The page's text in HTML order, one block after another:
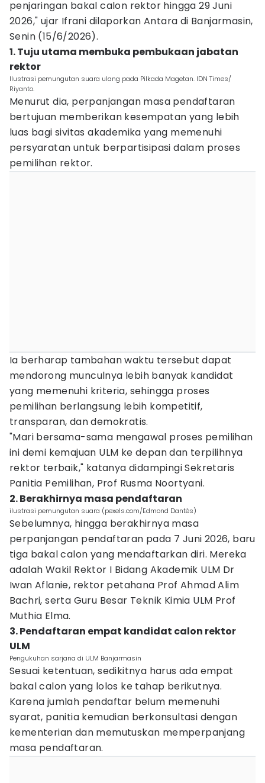
penjaringan bakal calon rektor hingga 29 Juni
2026," ujar Ifrani dilaporkan Antara di Banjarmasin,
Senin (15/6/2026).
1. Tuju utama membuka pembukaan jabatan
rektor
Ilustrasi pemungutan suara ulang pada Pilkada Magetan. IDN Times/
Riyanto.
Menurut dia, perpanjangan masa pendaftaran
bertujuan memberikan kesempatan yang lebih
luas bagi sivitas akademika yang memenuhi
persyaratan untuk berpartisipasi dalam proses
pemilihan rektor.
Ia berharap tambahan waktu tersebut dapat
mendorong munculnya lebih banyak kandidat
yang memenuhi kriteria, sehingga proses
pemilihan berlangsung lebih kompetitif,
transparan, dan demokratis.
"Mari bersama-sama mengawal proses pemilihan
ini demi kemajuan ULM ke depan dan terpilihnya
rektor terbaik," katanya didampingi Sekretaris
Panitia Pemilihan, Prof Rusma Noortyani.
2. Berakhirnya masa pendaftaran
ilustrasi pemungutan suara (pexels.com/Edmond Dantès)
Sebelumnya, hingga berakhirnya masa
perpanjangan pendaftaran pada 7 Juni 2026, baru
tiga bakal calon yang mendaftarkan diri. Mereka
adalah Wakil Rektor I Bidang Akademik ULM Dr
Iwan Aflanie, rektor petahana Prof Ahmad Alim
Bachri, serta Guru Besar Teknik Kimia ULM Prof
Muthia Elma.
3. Pendaftaran empat kandidat calon rektor
ULM
Pengukuhan sarjana di ULM Banjarmasin
Sesuai ketentuan, sedikitnya harus ada empat
bakal calon yang lolos ke tahap berikutnya.
Karena jumlah pendaftar belum memenuhi
syarat, panitia kemudian berkonsultasi dengan
kementerian dan memutuskan memperpanjang
masa pendaftaran.